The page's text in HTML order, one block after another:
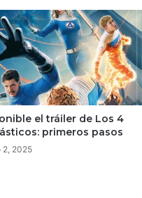
el tráiler de Los 4
primeros pasos
2, 2025